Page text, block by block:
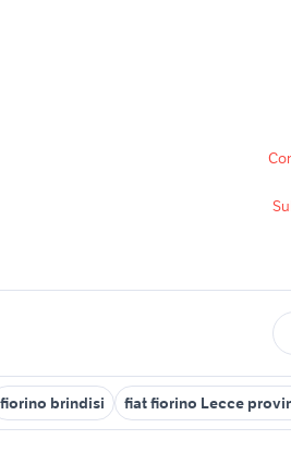
fiorino brindisi fiat fiorino Lecce